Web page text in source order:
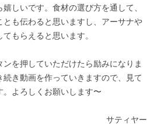
しいです。食材の選び方を通して、
とも伝わると思いますし、アーサナや
もらえると思います。
を押していただけたら励みになりま
き動画を作っていきますので、見て
よろしくお願いします〜
サティヤー